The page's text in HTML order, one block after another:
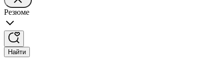
Резюме
Найти